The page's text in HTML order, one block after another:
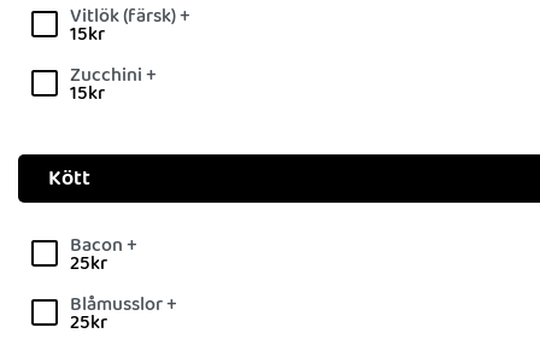
Vitlök (färsk) +
15kr
Zucchini +
15kr
Kött
Bacon +
25kr
Blåmusslor +
25kr